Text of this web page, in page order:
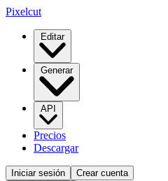
Pixelcut
Editar
Generar
API
Precios
Descargar
Iniciar sesión
Crear cuenta